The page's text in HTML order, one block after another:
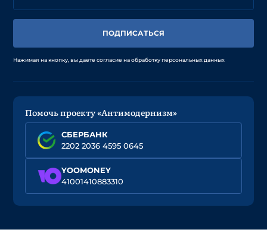
ПОДПИСАТЬСЯ
Нажимая на кнопку, вы даете согласие на обработку персональных данных
Помочь проекту «Антимодернизм»
СБЕРБАНК
2202 2036 4595 0645
YOOMONEY
41001410883310